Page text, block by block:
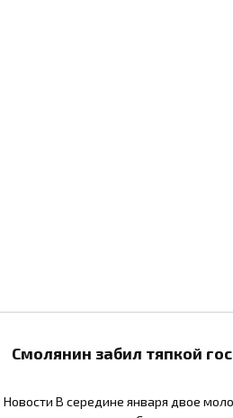
Смолянин забил тяпкой
Новости В середине января двое